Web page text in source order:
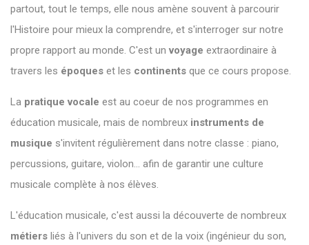
partout, tout le temps, elle nous amène souvent à parcourir
l'Histoire pour mieux la comprendre, et s'interroger sur notre
propre rapport au monde. C'est un voyage extraordinaire à
travers les époques et les continents que ce cours propose.
La pratique vocale est au coeur de nos programmes en
éducation musicale, mais de nombreux instruments de
musique s'invitent régulièrement dans notre classe : piano,
percussions, guitare, violon... afin de garantir une culture
musicale complète à nos élèves.
L'éducation musicale, c'est aussi la découverte de nombreux
métiers liés à l'univers du son et de la voix (ingénieur du son,